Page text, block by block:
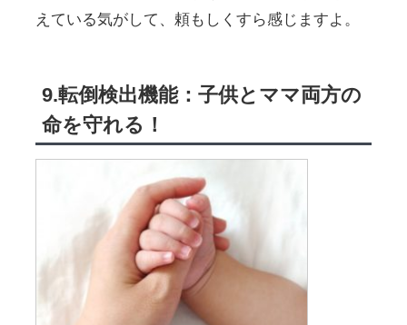
えている気がして、頼もしくすら感じますよ。
9.転倒検出機能：子供とママ両方の
命を守れる！